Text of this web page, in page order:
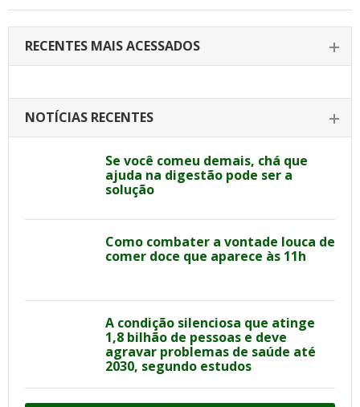
RECENTES MAIS ACESSADOS
NOTÍCIAS RECENTES
Se você comeu demais, chá que
ajuda na digestão pode ser a
solução
Como combater a vontade louca de
comer doce que aparece às 11h
A condição silenciosa que atinge
1,8 bilhão de pessoas e deve
agravar problemas de saúde até
2030, segundo estudos